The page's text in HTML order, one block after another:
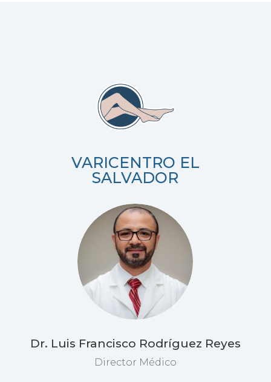
VARICENTRO EL
SALVADOR
Dr. Luis Francisco Rodríguez Reyes
Director Médico